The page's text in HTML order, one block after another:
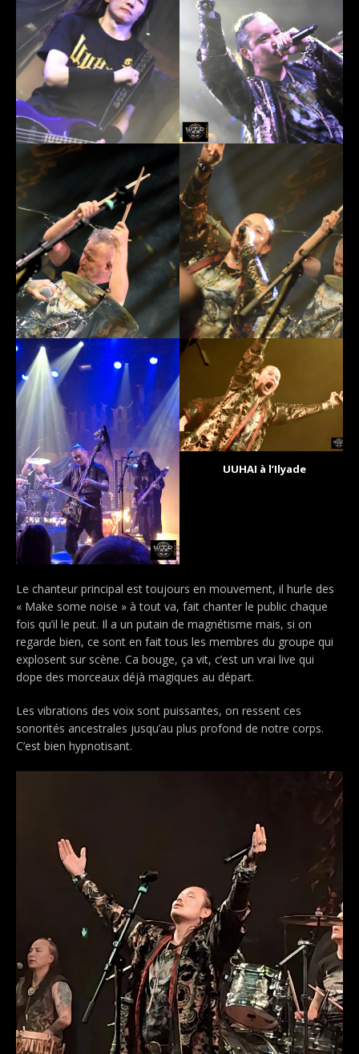
UUHAI à l’Ilyade
Le chanteur principal est toujours en mouvement, il hurle des
« Make some noise » à tout va, fait chanter le public chaque
fois qu’il le peut. Il a un putain de magnétisme mais, si on
regarde bien, ce sont en fait tous les membres du groupe qui
explosent sur scène. Ca bouge, ça vit, c’est un vrai live qui
dope des morceaux déjà magiques au départ.
Les vibrations des voix sont puissantes, on ressent ces
sonorités ancestrales jusqu’au plus profond de notre corps.
C’est bien hypnotisant.